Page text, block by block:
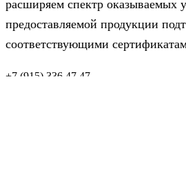
расширяем спектр оказываемых
предоставляемой продукции
соответствующими
+7 (915) 336 47 47